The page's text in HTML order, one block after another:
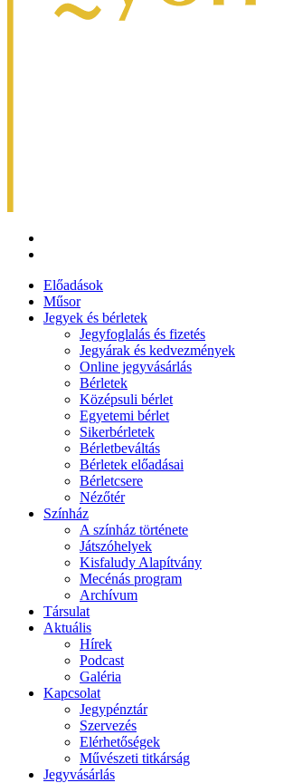
Előadások
Műsor
Jegyek és bérletek
Jegyfoglalás és fizetés
Jegyárak és kedvezmények
Online jegyvásárlás
Bérletek
Középsuli bérlet
Egyetemi bérlet
Sikerbérletek
Bérletbeváltás
Bérletek előadásai
Bérletcsere
Nézőtér
Színház
A színház története
Játszóhelyek
Kisfaludy Alapítvány
Mecénás program
Archívum
Társulat
Aktuális
Hírek
Podcast
Galéria
Kapcsolat
Jegypénztár
Szervezés
Elérhetőségek
Művészeti titkárság
Jegyvásárlás